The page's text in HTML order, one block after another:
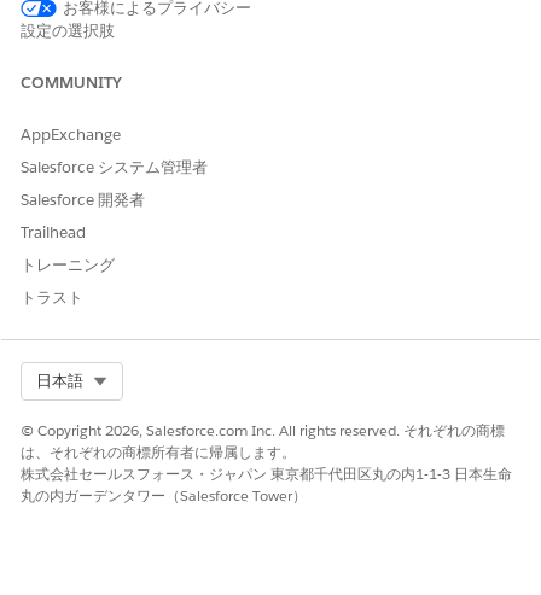
(Einstein を使用して問題を作成)] アクションを使用して、関
連するインシデントから問題レコードを効率的に生成できま
信履歴や関連チケットなど)を分析して、ドラフト問題レコー
きます。
Einstein を使用したインシデントまたは問題からの変更要求
の自動作成
Einstein を使用して、インシデントまたは問題から変更要求
チケット、ソースレコードを分析してドラフトを作成します。
詳細を確認し、レコードを保存します。
Einstein を使用した IT Service Knowledge Article の作成お
よび編集
生成AIを使用して、インシデント、問題、変更要求レコードか
ービス・レコードの情報をStructured Knowledgeに変換する
ことで、手作業を削減し、ドキュメントを標準化します。
Einstein を使用した IT サービスレコードの影響を受ける設定
お客様によるプライバシー
設定の選択肢
COMMUNITY
AppExchange
Salesforce システム管理者
Salesforce 開発者
Trailhead
トレーニング
トラスト
日本語
© Copyright 2026, Salesforce.com Inc. All rights reserved. それぞれの商標
は、それぞれの商標所有者に帰属します。
株式会社セールスフォース・ジャパン 東京都千代田区丸の内1-1-3 日本生命
丸の内ガーデンタワー（Salesforce Tower）